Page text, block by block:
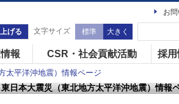
報 CSR・社会貢献活動 採用
お
げる 文字サイズ 標準 大きく
太平洋沖地震）情報ページ
東日本大震災（東北地方太平洋沖地震）情報